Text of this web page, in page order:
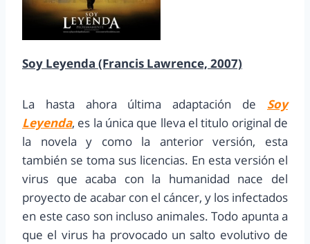
Soy Leyenda (Francis Lawrence, 2007)
La hasta ahora última adaptación de Soy
Leyenda, es la única que lleva el titulo original de
la novela y como la anterior versión, esta
también se toma sus licencias. En esta versión el
virus que acaba con la humanidad nace del
proyecto de acabar con el cáncer, y los infectados
en este caso son incluso animales. Todo apunta a
que el virus ha provocado un salto evolutivo de